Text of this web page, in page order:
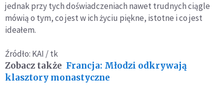
jednak przy tych doświadczeniach nawet trudnych ciągle
mówią o tym, co jest w ich życiu piękne, istotne i co jest
ideałem.
Źródło: KAI / tk
Zobacz także Francja: Młodzi odkrywają
klasztory monastyczne